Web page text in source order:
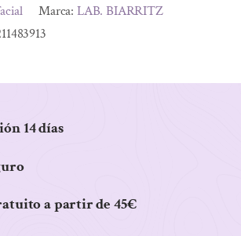
Marca: LAB. BIARRITZ
14 días
a partir de 45€